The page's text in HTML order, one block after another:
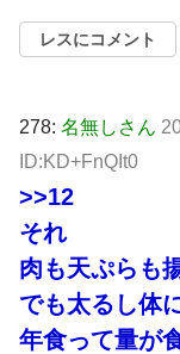
レスにコメント
278: 名無しさん
ID:KD+FnQIt0
>>12
それ
肉も天ぷらも
でも太るし体
年食って量が